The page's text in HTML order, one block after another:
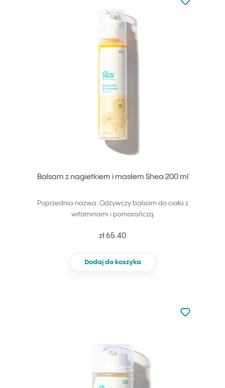
Balsam z nagietkiem i masłem Shea 200 ml
Poprzednia nazwa: Odżywczy balsam do ciała z
witaminami i pomarańczą
zł 65.40
Dodaj do koszyka
Dodaj do
Nie dodano
Dodaj do